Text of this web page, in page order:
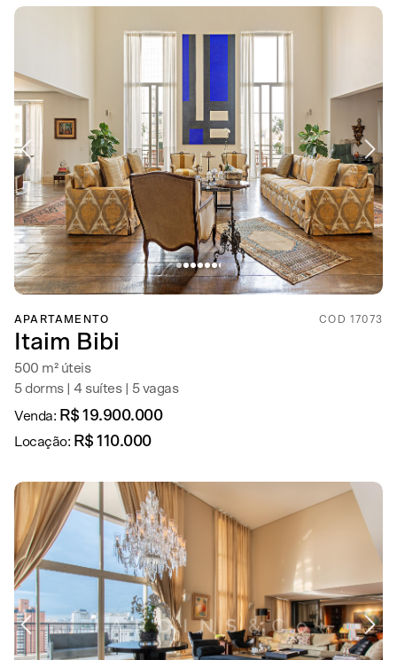
APARTAMENTO COD 17073
Itaim Bibi
500 m² úteis
5 dorms | 4 suítes | 5 vagas
Venda: R$ 19.900.000
Locação: R$ 110.000